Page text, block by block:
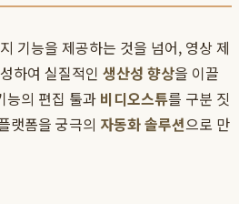
기능을 제공하는 것을 넘어, 영상 제
하여 실질적인 생산성 향상을 이끌
능의 편집 툴과 비디오스튜를 구분 짓
랫폼을 궁극의 자동화 솔루션으로 만